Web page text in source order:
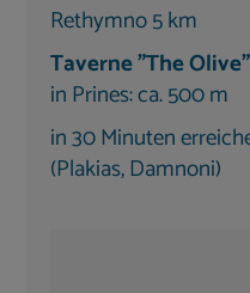
deutschen
klimatisiert.
Dievoll ausgestattete
Kühlschrank &
Geschirrspüler
Kaffeemaschine,
Rethymno 5 km
Taverne "The Olive"
in Prines: ca. 500 m
in 30 Minuten
(Plakias, Damnoni)